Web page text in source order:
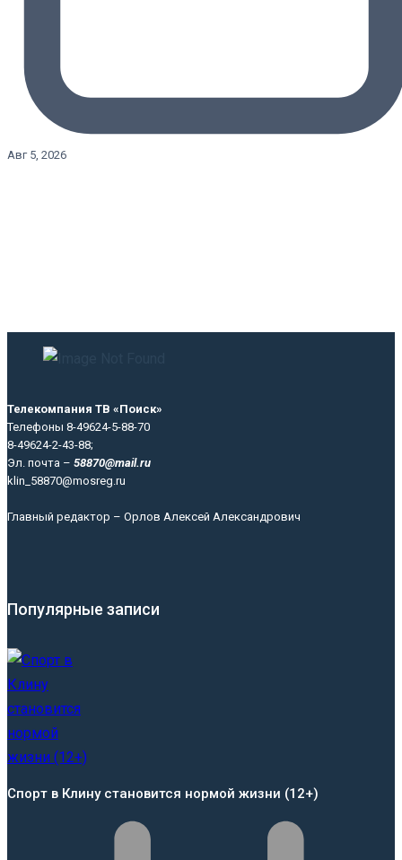
Авг 5, 2026
Телекомпания ТВ «Поиск»
Телефоны 8-49624-5-88-70
8-49624-2-43-88;
Эл. почта – 58870@mail.ru
klin_58870@mosreg.ru
Главный редактор – Орлов Алексей Александрович
Популярные записи
Спорт в Клину становится нормой жизни (12+)